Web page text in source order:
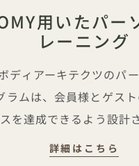
用いたパー
レーニング
ディアーキテクツのパ
ラムは、会員様とゲス
を達成できるよう設計
詳細はこちら